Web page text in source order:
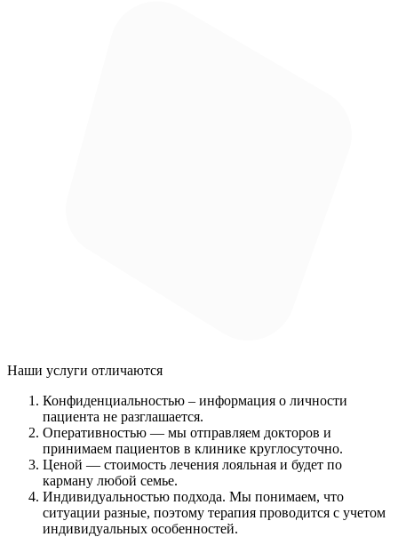
Наши услуги отличаются
Конфиденциальностью – информация о личности
пациента не разглашается.
Оперативностью — мы отправляем докторов и
принимаем пациентов в клинике круглосуточно.
Ценой — стоимость лечения лояльная и будет по
карману любой семье.
Индивидуальностью подхода. Мы понимаем, что
ситуации разные, поэтому терапия проводится с учетом
индивидуальных особенностей.